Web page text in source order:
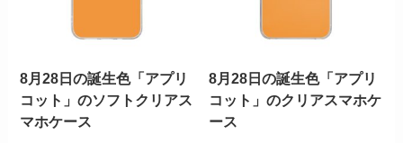
8月28日の誕生色「アプリ
コット」のソフトクリアス
マホケース
8月28日の誕生色「アプリ
コット」のクリアスマホケ
ース